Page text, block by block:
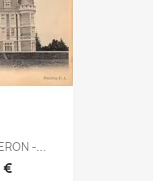
-...
€